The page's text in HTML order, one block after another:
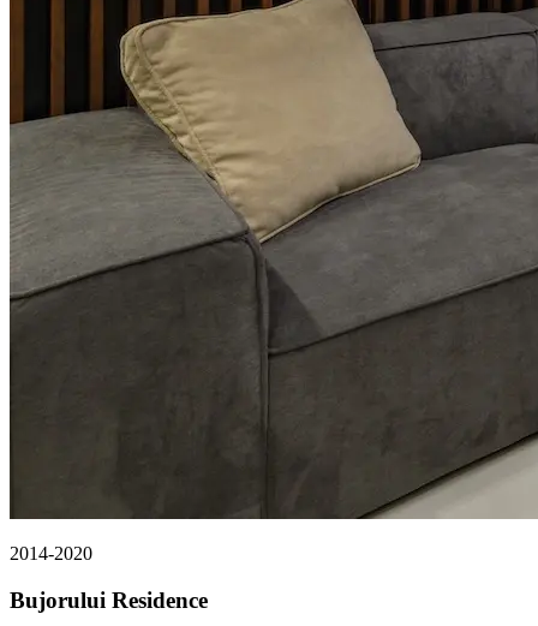
2014-2020
Bujorului Residence